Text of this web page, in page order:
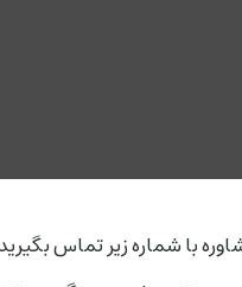
با شماره زیر تماس